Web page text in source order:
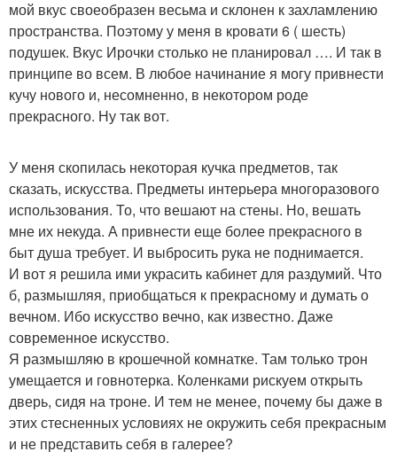
мой вкус своеобразен весьма и склонен к захламлению
пространства. Поэтому у меня в кровати 6 ( шесть)
подушек. Вкус Ирочки столько не планировал …. И так в
принципе во всем. В любое начинание я могу привнести
кучу нового и, несомненно, в некотором роде
прекрасного. Ну так вот.
У меня скопилась некоторая кучка предметов, так
сказать, искусства. Предметы интерьера многоразового
использования. То, что вешают на стены. Но, вешать
мне их некуда. А привнести еще более прекрасного в
быт душа требует. И выбросить рука не поднимается.
И вот я решила ими украсить кабинет для раздумий. Что
б, размышляя, приобщаться к прекрасному и думать о
вечном. Ибо искусство вечно, как известно. Даже
современное искусство.
Я размышляю в крошечной комнатке. Там только трон
умещается и говнотерка. Коленками рискуем открыть
дверь, сидя на троне. И тем не менее, почему бы даже в
этих стесненных условиях не окружить себя прекрасным
и не представить себя в галерее?